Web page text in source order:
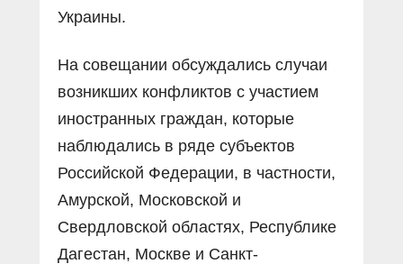
Украины.
На совещании обсуждались случаи
возникших конфликтов с участием
иностранных граждан, которые
наблюдались в ряде субъектов
Российской Федерации, в частности,
Амурской, Московской и
Свердловской областях, Республике
Дагестан, Москве и Санкт-